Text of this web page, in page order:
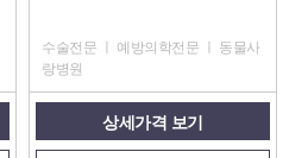
수술전문 ㅣ 예방의학전문 ㅣ 동물사
랑병원
상세가격 보기